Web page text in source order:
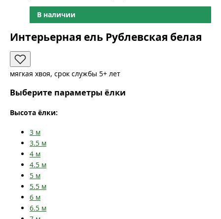
В наличии
Интерьерная ель Рублевская белая
мягкая хвоя, срок службы 5+ лет
Выберите параметры ёлки
Высота ёлки:
3 м
3.5 м
4 м
4.5 м
5 м
5.5 м
6 м
6.5 м